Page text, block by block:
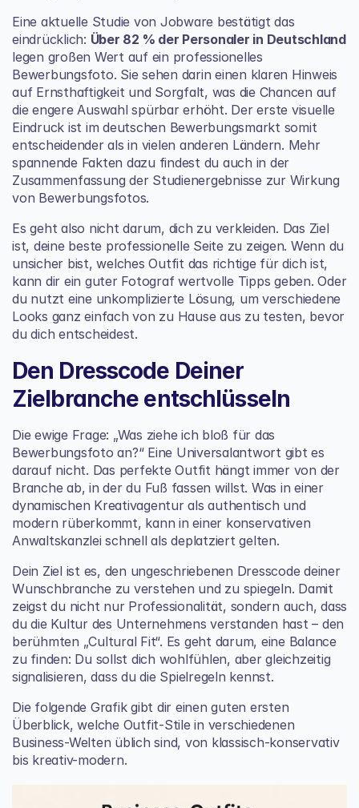
Eine aktuelle Studie von Jobware bestätigt das
eindrücklich: Über 82 % der Personaler in Deutschland
legen großen Wert auf ein professionelles
Bewerbungsfoto. Sie sehen darin einen klaren Hinweis
auf Ernsthaftigkeit und Sorgfalt, was die Chancen auf
die engere Auswahl spürbar erhöht. Der erste visuelle
Eindruck ist im deutschen Bewerbungsmarkt somit
entscheidender als in vielen anderen Ländern. Mehr
spannende Fakten dazu findest du auch in der
Zusammenfassung der Studienergebnisse zur Wirkung
von Bewerbungsfotos.
Es geht also nicht darum, dich zu verkleiden. Das Ziel
ist, deine beste professionelle Seite zu zeigen. Wenn du
unsicher bist, welches Outfit das richtige für dich ist,
kann dir ein guter Fotograf wertvolle Tipps geben. Oder
du nutzt eine unkomplizierte Lösung, um verschiedene
Looks ganz einfach von zu Hause aus zu testen, bevor
du dich entscheidest.
Den Dresscode Deiner
Zielbranche entschlüsseln
Die ewige Frage: „Was ziehe ich bloß für das
Bewerbungsfoto an?“ Eine Universalantwort gibt es
darauf nicht. Das perfekte Outfit hängt immer von der
Branche ab, in der du Fuß fassen willst. Was in einer
dynamischen Kreativagentur als authentisch und
modern rüberkommt, kann in einer konservativen
Anwaltskanzlei schnell als deplatziert gelten.
Dein Ziel ist es, den ungeschriebenen Dresscode deiner
Wunschbranche zu verstehen und zu spiegeln. Damit
zeigst du nicht nur Professionalität, sondern auch, dass
du die Kultur des Unternehmens verstanden hast – den
berühmten „Cultural Fit“. Es geht darum, eine Balance
zu finden: Du sollst dich wohlfühlen, aber gleichzeitig
signalisieren, dass du die Spielregeln kennst.
Die folgende Grafik gibt dir einen guten ersten
Überblick, welche Outfit-Stile in verschiedenen
Business-Welten üblich sind, von klassisch-konservativ
bis kreativ-modern.